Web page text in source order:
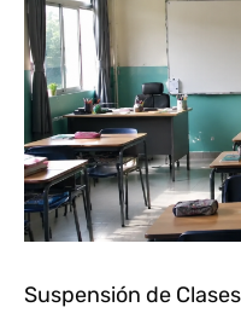
Suspensión de